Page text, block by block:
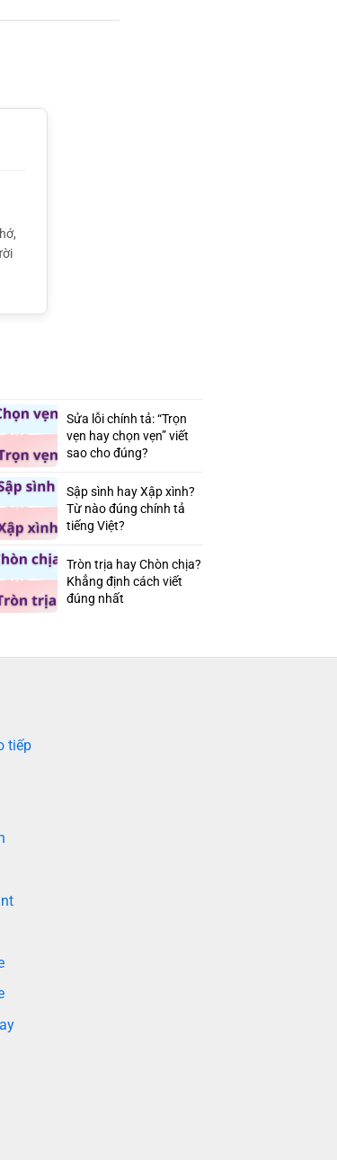
Sửa lỗi chính tả: “Trọn
vẹn hay chọn vẹn” viết
sao cho đúng?
Sập sình hay Xập xình?
Từ nào đúng chính tả
tiếng Việt?
Tròn trịa hay Chòn chịa?
Khẳng định cách viết
đúng nhất
tiếp